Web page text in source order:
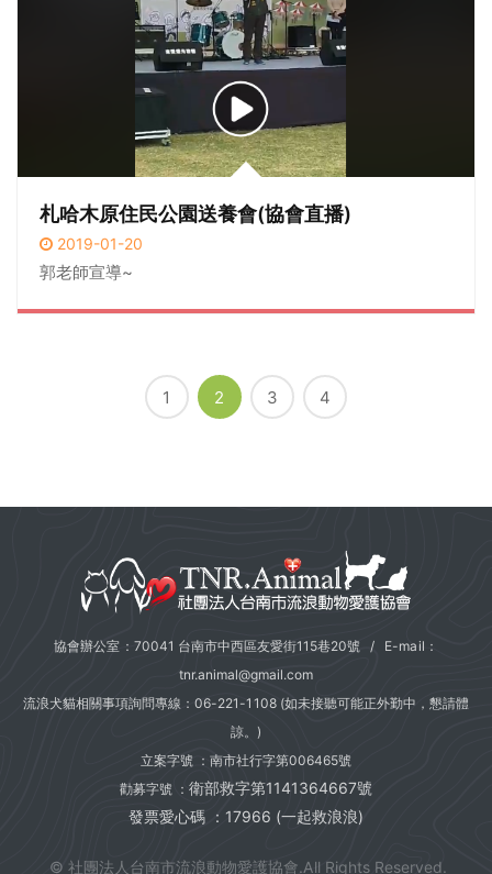
札哈木原住民公園送養會(協會直播)
2019-01-20
郭老師宣導~
1 2 3 4
協會辦公室：70041 台南市中西區友愛街115巷20號 / E-mail：
tnr.animal@gmail.com
流浪犬貓相關事項詢問專線：06-221-1108(如未接聽可能正外勤中，懇請體
諒。)
立案字號 ：南市社行字第006465號
勸募字號 ： 衛部救字第1141364667號
發票愛心碼 ：17966 (一起救浪浪)
© 社團法人台南市流浪動物愛護協會.All Rights Reserved.